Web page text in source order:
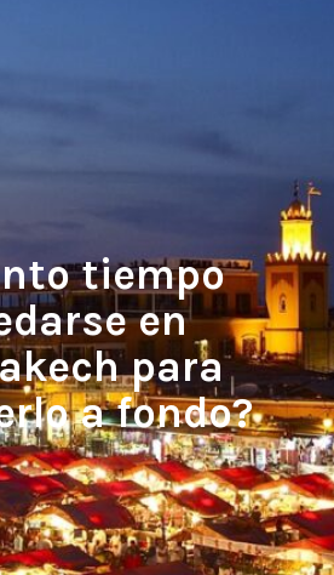
tiempo
en
para
a fondo?